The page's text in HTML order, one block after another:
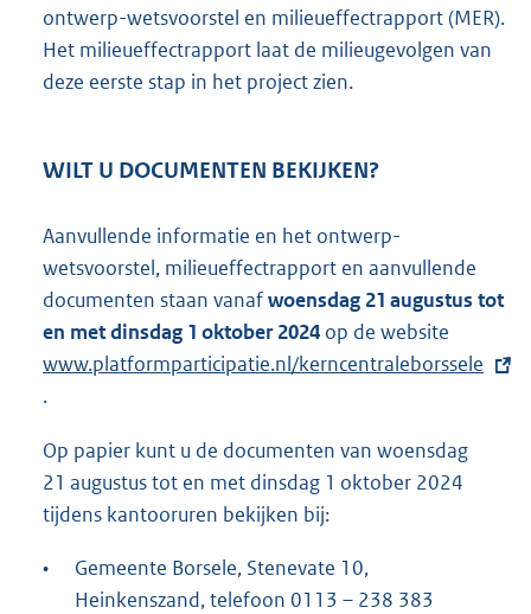
ontwerp-wetsvoorstel en milieueffectrapport (MER).
Het milieueffectrapport laat de milieugevolgen van
deze eerste stap in het project zien.
WILT U DOCUMENTEN BEKIJKEN?
Aanvullende informatie en het ontwerp-
wetsvoorstel, milieueffectrapport en aanvullende
documenten staan vanafwoensdag 21 augustus tot
en met dinsdag 1 oktober 2024 op de website
x
r
n
www.platformparticipatie.nl/kerncentraleborssele
.
Op papier kunt u de documenten van woensdag
21 augustus tot en met dinsdag 1 oktober 2024
tijdens kantooruren bekijken bij:
•
Gemeente Borsele, Stenevate 10,
Heinkenszand, telefoon 0113 – 238 383